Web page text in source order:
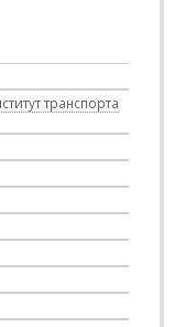
транспорта